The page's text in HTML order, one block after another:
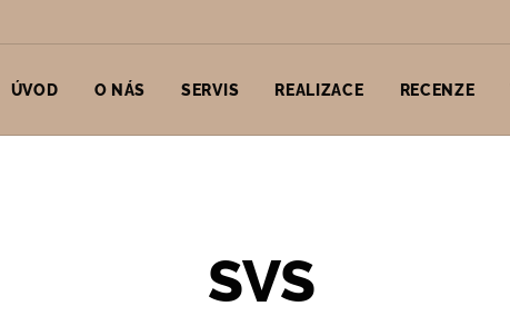
ÚVOD O NÁS SERVIS REALIZACE RECENZE
SVS